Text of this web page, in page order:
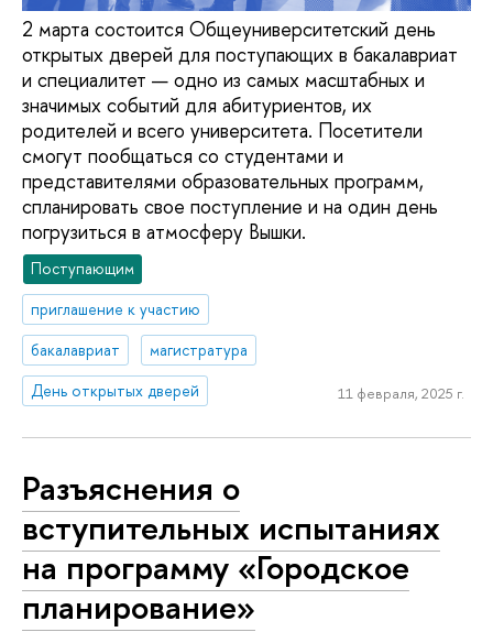
2 марта состоится Общеуниверситетский день
открытых дверей для поступающих в бакалавриат
и специалитет — одно из самых масштабных и
значимых событий для абитуриентов, их
родителей и всего университета. Посетители
смогут пообщаться со студентами и
представителями образовательных программ,
спланировать свое поступление и на один день
погрузиться в атмосферу Вышки.
Поступающим
приглашение к участию
бакалавриат
магистратура
День открытых дверей
11 февраля, 2025 г.
Разъяснения о
вступительных испытаниях
на программу «Городское
планирование»